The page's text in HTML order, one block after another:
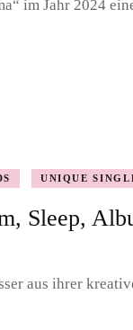
im Jahr 2024
UNIQUE
Sleep,
aus ihrer